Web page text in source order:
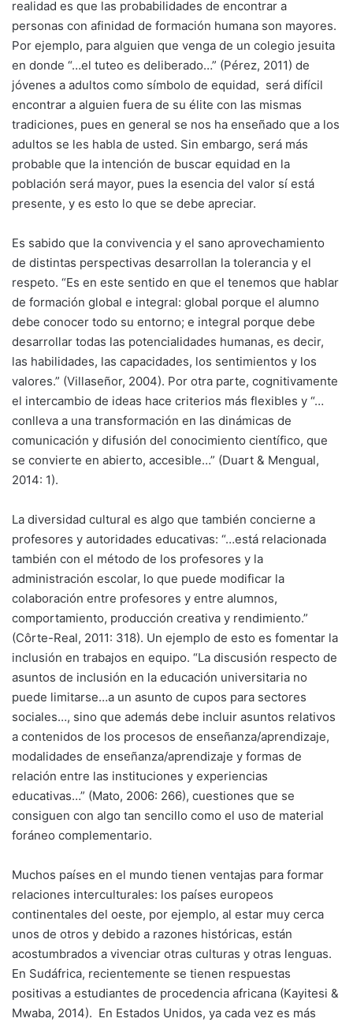
realidad es que las probabilidades de encontrar a
personas con afinidad de formación humana son mayores.
Por ejemplo, para alguien que venga de un colegio jesuita
en donde “…el tuteo es deliberado…” (Pérez, 2011) de
jóvenes a adultos como símbolo de equidad, será difícil
encontrar a alguien fuera de su élite con las mismas
tradiciones, pues en general se nos ha enseñado que a los
adultos se les habla de usted. Sin embargo, será más
probable que la intención de buscar equidad en la
población será mayor, pues la esencia del valor sí está
presente, y es esto lo que se debe apreciar.
Es sabido que la convivencia y el sano aprovechamiento
de distintas perspectivas desarrollan la tolerancia y el
respeto. “Es en este sentido en que el tenemos que hablar
de formación global e integral: global porque el alumno
debe conocer todo su entorno; e integral porque debe
desarrollar todas las potencialidades humanas, es decir,
las habilidades, las capacidades, los sentimientos y los
valores.” (Villaseñor, 2004). Por otra parte, cognitivamente
el intercambio de ideas hace criterios más flexibles y “…
conlleva a una transformación en las dinámicas de
comunicación y difusión del conocimiento científico, que
se convierte en abierto, accesible…” (Duart & Mengual,
2014: 1).
La diversidad cultural es algo que también concierne a
profesores y autoridades educativas: “…está relacionada
también con el método de los profesores y la
administración escolar, lo que puede modificar la
colaboración entre profesores y entre alumnos,
comportamiento, producción creativa y rendimiento.”
(Côrte-Real, 2011: 318). Un ejemplo de esto es fomentar la
inclusión en trabajos en equipo. “La discusión respecto de
asuntos de inclusión en la educación universitaria no
puede limitarse…a un asunto de cupos para sectores
sociales…, sino que además debe incluir asuntos relativos
a contenidos de los procesos de enseñanza/aprendizaje,
modalidades de enseñanza/aprendizaje y formas de
relación entre las instituciones y experiencias
educativas…” (Mato, 2006: 266), cuestiones que se
consiguen con algo tan sencillo como el uso de material
foráneo complementario.
Muchos países en el mundo tienen ventajas para formar
relaciones interculturales: los países europeos
continentales del oeste, por ejemplo, al estar muy cerca
unos de otros y debido a razones históricas, están
acostumbrados a vivenciar otras culturas y otras lenguas.
En Sudáfrica, recientemente se tienen respuestas
positivas a estudiantes de procedencia africana (Kayitesi &
Mwaba, 2014). En Estados Unidos, ya cada vez es más